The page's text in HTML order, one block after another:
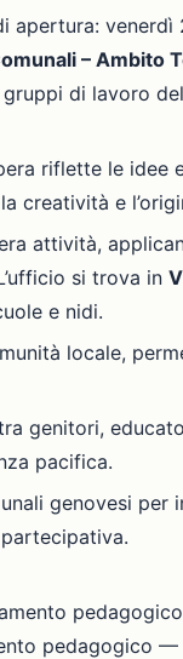
apertura: venerdì
– Ambito
di lavoro
riflette le idee
creatività e
attività,
si trova in
e nidi.
locale,
genitori,
pacifica.
genovesi
pedagogico —